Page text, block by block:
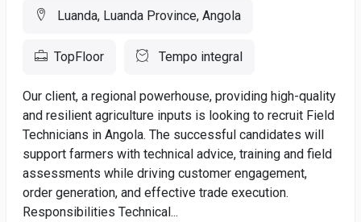
Luanda, Luanda Province, Angola
TopFloor Tempo integral
Our client, a regional powerhouse, providing high-quality
and resilient agriculture inputs is looking to recruit Field
Technicians in Angola. The successful candidates will
support farmers with technical advice, training and field
assessments while driving customer engagement,
order generation, and effective trade execution.
Responsibilities Technical...